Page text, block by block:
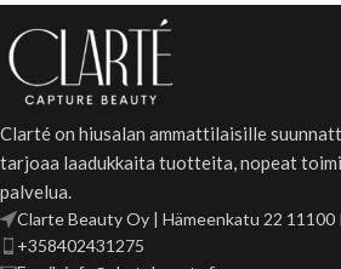
Clarté on hiusalan ammattilaisille
tarjoaa laadukkaita tuotteita, nopeat
palvelua.
Clarte Beauty Oy | Hämeenkatu 22 11100
+358402431275